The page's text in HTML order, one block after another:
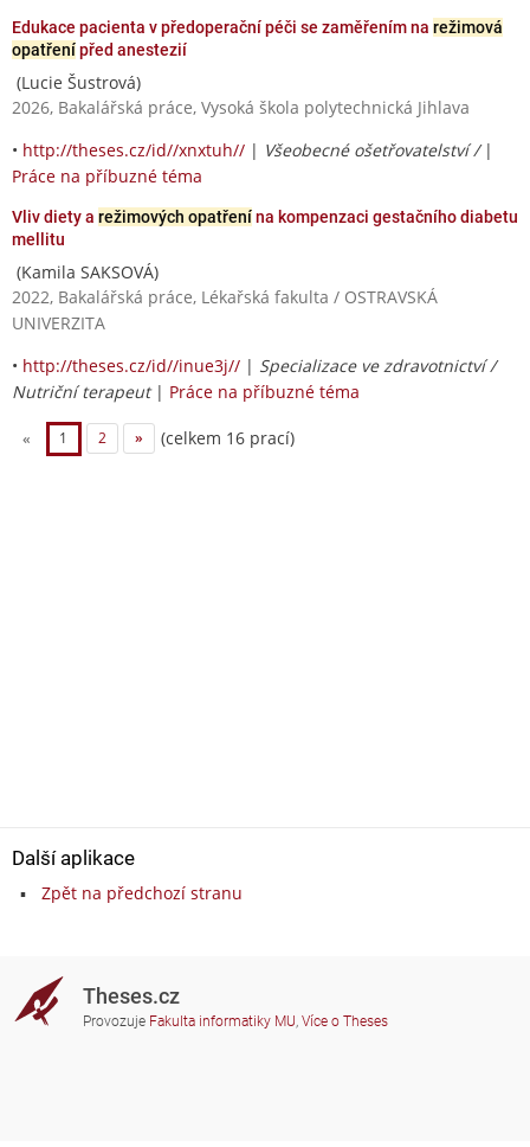
Edukace pacienta v předoperační péči se zaměřením na režimová
opatřenípřed anestezií
(Lucie Šustrová)
2026, Bakalářská práce, Vysoká škola polytechnická Jihlava
• http://theses.cz/id//xnxtuh// | Všeobecné ošetřovatelství / |
Práce na příbuzné téma
Vliv diety a režimových opatřenína kompenzaci gestačního diabetu
mellitu
(Kamila SAKSOVÁ)
2022, Bakalářská práce, Lékařská fakulta / OSTRAVSKÁ
UNIVERZITA
• http://theses.cz/id//inue3j// | Specializace ve zdravotnictví /
Nutriční terapeut| Práce na příbuzné téma
« 1 2 » (celkem 16 prací)
Další aplikace
Zpět na předchozí stranu
Theses.cz
Provozuje Fakulta informatiky MU, Více o Theses